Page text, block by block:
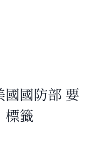
國防部 要
標籤